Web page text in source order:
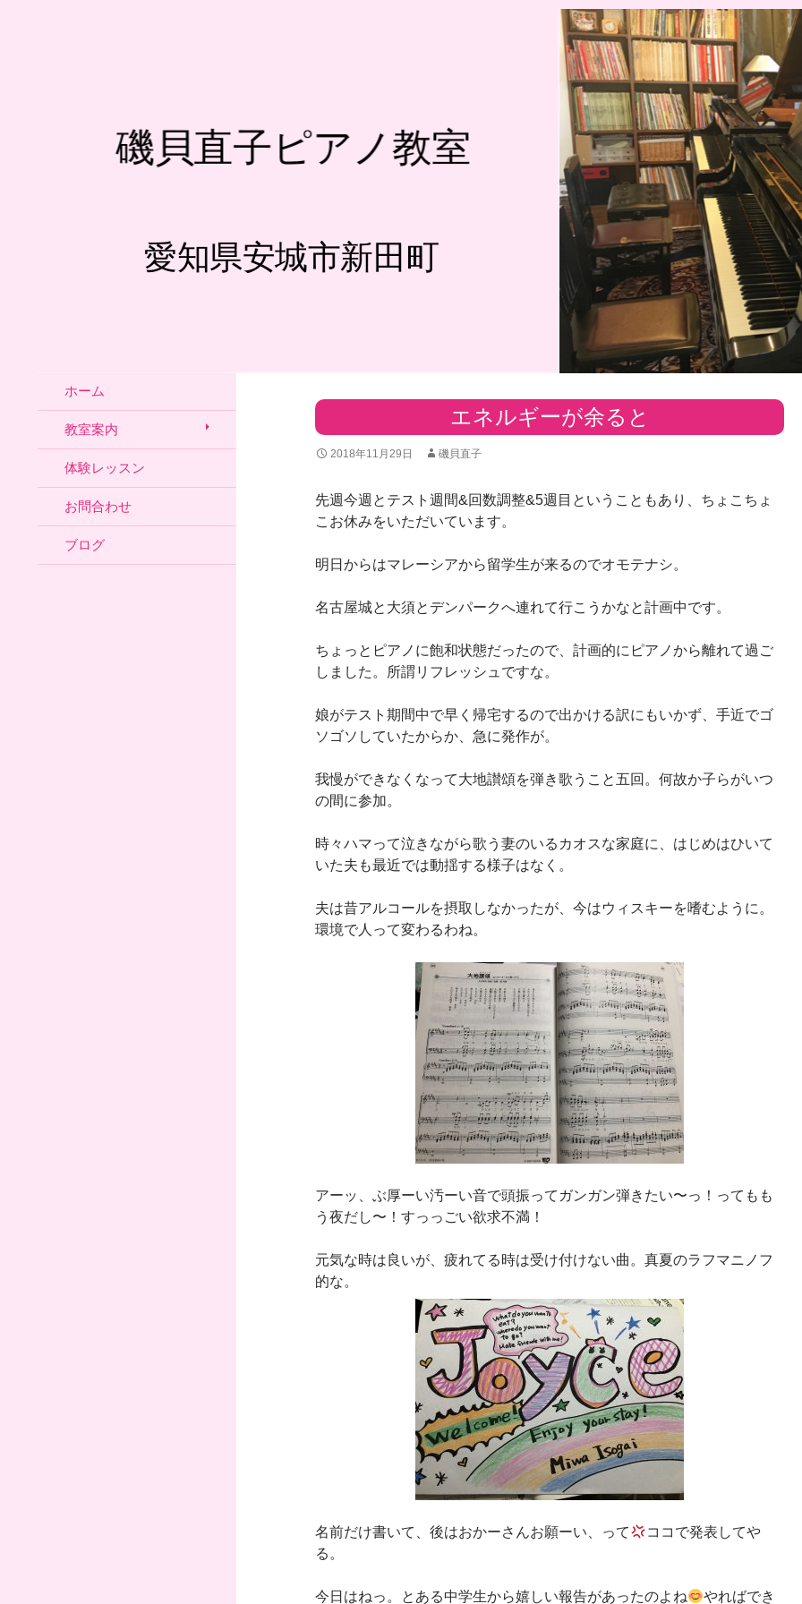
愛知県安城市新田町
磯貝直子ピアノ教室
エネルギーが余ると
2018年11月29日 磯貝直子
先週今週とテスト週間&回数調整&5週目ということもあり、ちょこちょ
こお休みをいただいています。
明日からはマレーシアから留学生が来るのでオモテナシ。
名古屋城と大須とデンパークへ連れて行こうかなと計画中です。
ちょっとピアノに飽和状態だったので、計画的にピアノから離れて過ご
しました。所謂リフレッシュですな。
娘がテスト期間中で早く帰宅するので出かける訳にもいかず、手近でゴ
ソゴソしていたからか、急に発作が。
我慢ができなくなって大地讃頌を弾き歌うこと五回。何故か子らがいつ
の間に参加。
時々ハマって泣きながら歌う妻のいるカオスな家庭に、はじめはひいて
いた夫も最近では動揺する様子はなく。
夫は昔アルコールを摂取しなかったが、今はウィスキーを嗜むように。
環境で人って変わるわね。
アーッ、ぶ厚ーい汚ーい音で頭振ってガンガン弾きたい〜っ！ってもも
う夜だし〜！すっっごい欲求不満！
元気な時は良いが、疲れてる時は受け付けない曲。真夏のラフマニノフ
的な。
名前だけ書いて、後はおかーさんお願ーい、って
ココで発表してや
る。
今日はねっ。とある中学生から嬉しい報告があったのよね やればでき
ホーム
教室案内
体験レッスン
お問合わせ
ブログ